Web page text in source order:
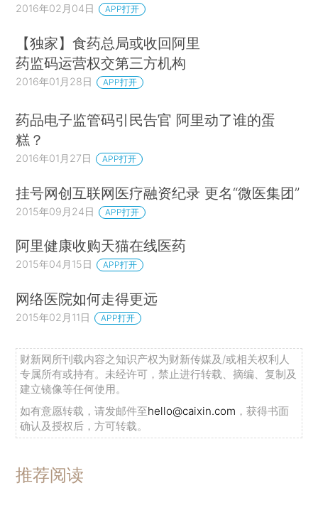
2016年02月04日 APP打开
【独家】食药总局或收回阿里
药监码运营权交第三方机构
2016年01月28日 APP打开
药品电子监管码引民告官 阿里动了谁的蛋
糕？
2016年01月27日 APP打开
挂号网创互联网医疗融资纪录 更名“微医集团”
2015年09月24日 APP打开
阿里健康收购天猫在线医药
2015年04月15日 APP打开
网络医院如何走得更远
2015年02月11日 APP打开
财新网所刊载内容之知识产权为财新传媒及/或相关权利人
专属所有或持有。未经许可，禁止进行转载、摘编、复制及
建立镜像等任何使用。
如有意愿转载，请发邮件至hello@caixin.com ，获得书面
确认及授权后，方可转载。
推荐阅读